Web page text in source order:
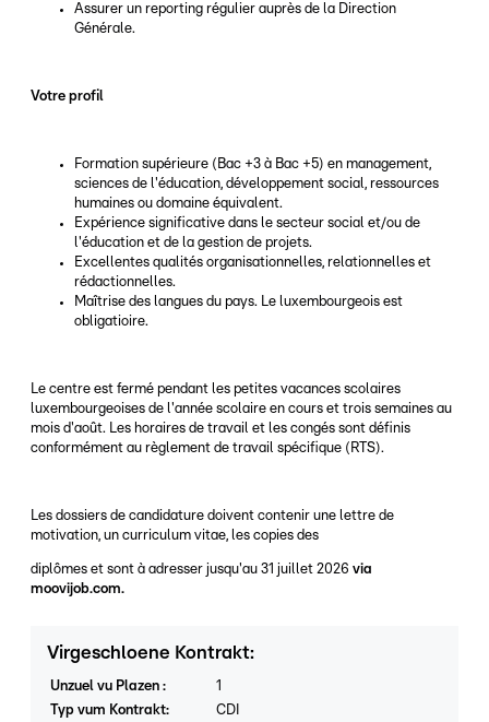
Assurer un reporting régulier auprès de la Direction
Générale.
Votre profil
Formation supérieure (Bac +3 à Bac +5) en management,
sciences de l'éducation, développement social, ressources
humaines ou domaine équivalent.
Expérience significative dans le secteur social et/ou de
l'éducation et de la gestion de projets.
Excellentes qualités organisationnelles, relationnelles et
rédactionnelles.
Maîtrise des langues du pays. Le luxembourgeois est
obligatioire.
Le centre est fermé pendant les petites vacances scolaires
luxembourgeoises de l'année scolaire en cours et trois semaines au
mois d'août. Les horaires de travail et les congés sont définis
conformément au règlement de travail spécifique (RTS).
Les dossiers de candidature doivent contenir une lettre de
motivation, un curriculum vitae, les copies des
diplômes et sont à adresser jusqu'au 31 juillet 2026 via
moovijob.com.
Virgeschloene Kontrakt:
Unzuel vu Plazen :
1
Typ vum Kontrakt: CDI